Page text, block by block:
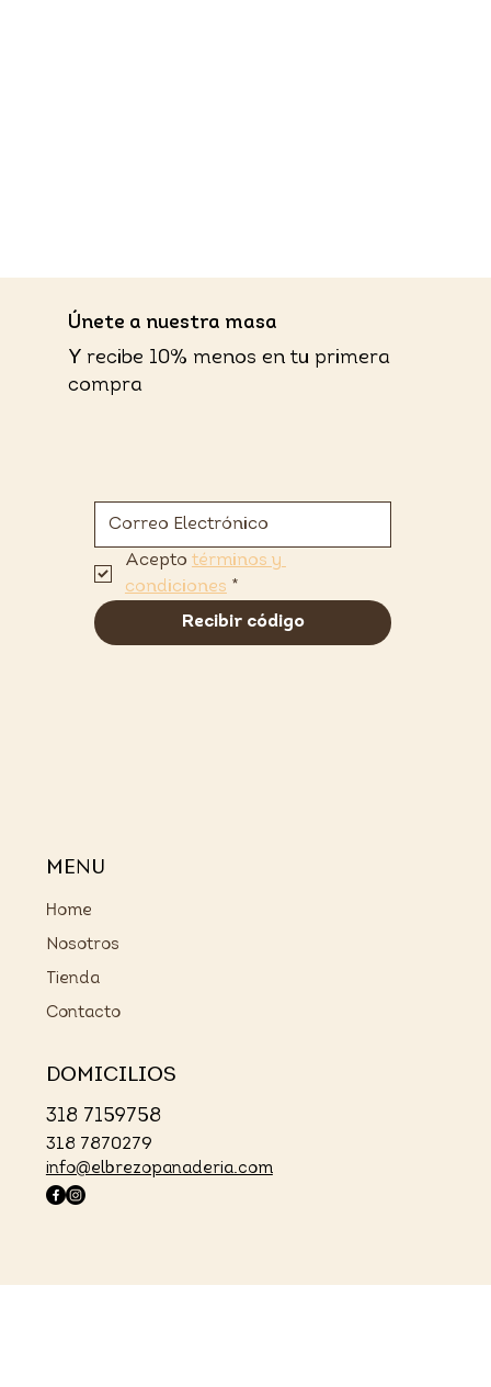
​Únete a nuestra masa
Y recibe 10% menos en tu primera
compra
Acepto términos y
condiciones *
Recibir código
MENU
Home
Nosotros
Tienda
Contacto
DOMICILIOS
318 7159758
318 7870279
info@elbrezopanaderia.com